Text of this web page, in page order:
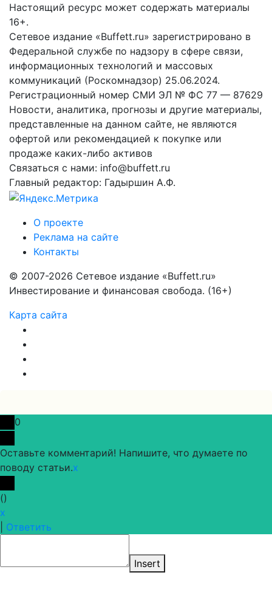
Настоящий ресурс может содержать материалы
16+.
Сетевое издание «Buffett.ru» зарегистрировано в
Федеральной службе по надзору в сфере связи,
информационных технологий и массовых
коммуникаций (Роскомнадзор) 25.06.2024.
Регистрационный номер СМИ ЭЛ № ФС 77 — 87629
Новости, аналитика, прогнозы и другие материалы,
представленные на данном сайте, не являются
офертой или рекомендацией к покупке или
продаже каких-либо активов
Связаться с нами: info@buffett.ru
Главный редактор: Гадыршин А.Ф.
О проекте
Реклама на сайте
Контакты
© 2007-2026 Сетевое издание «Buffett.ru»
Инвестирование и финансовая свобода. (16+)
Карта сайта
0
Оставьте комментарий! Напишите, что думаете по
поводу статьи.x
()
x
Ответить
Insert